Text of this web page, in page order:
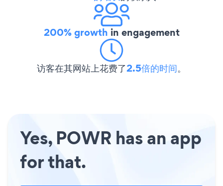
200% growth in engagement
访客在其网站上花费了2.5倍的时间。
Yes, POWR has an app
for that.